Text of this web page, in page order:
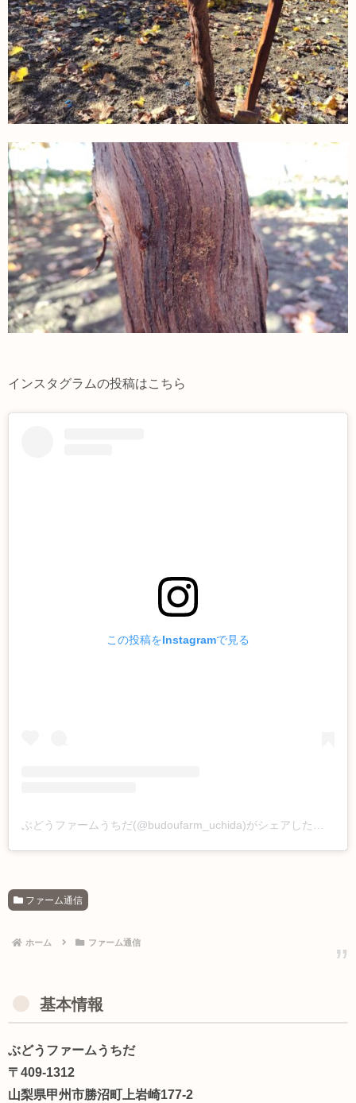
インスタグラムの投稿はこちら
この投稿をInstagramで見る
ファーム通信
ホーム ファーム通信
基本情報
ぶどうファームうちだ
〒409-1312
山梨県甲州市勝沼町上岩崎177-2